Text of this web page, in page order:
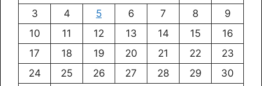
3
4 5 6 7 8
9
10
11 12 13 14 15
16
17
18 19 20 21 22
23
24
25 26 27 28 29
30